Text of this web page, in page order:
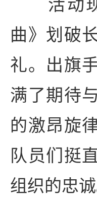
曲》划破
礼。出旗
满了期待
的激昂旋
队员们挺
组织的忠诚